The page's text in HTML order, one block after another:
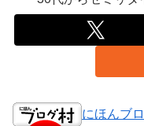
にほんブ